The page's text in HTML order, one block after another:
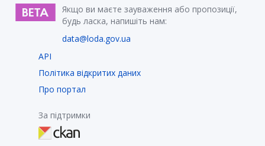
Якщо ви маєте зауваження або пропозиції,
будь ласка, напишіть нам:
data@loda.gov.ua
API
Політика відкритих даних
Про портал
За підтримки